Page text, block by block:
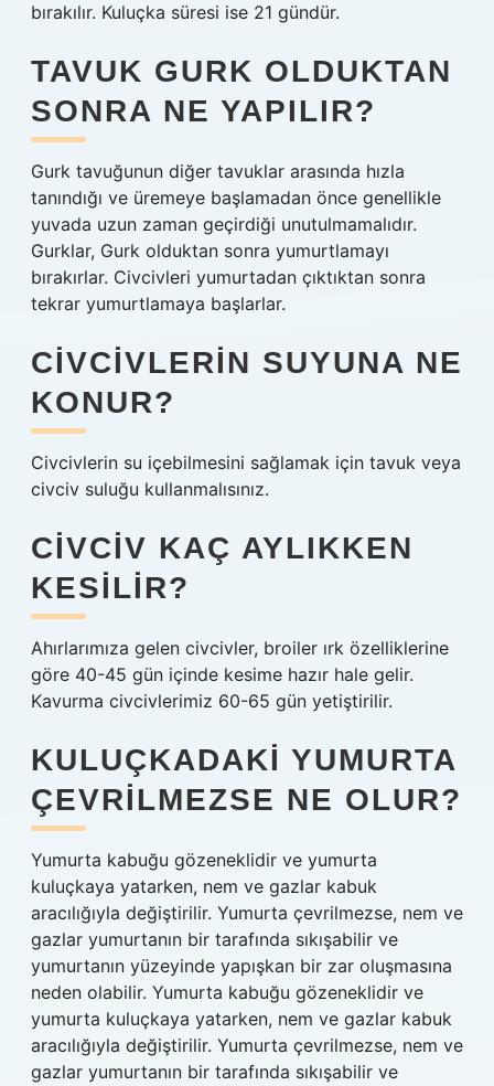
bırakılır. Kuluçka süresi ise 21 gündür.
TAVUK GURK OLDUKTAN
SONRA NE YAPILIR?
Gurk tavuğunun diğer tavuklar arasında hızla
tanındığı ve üremeye başlamadan önce genellikle
yuvada uzun zaman geçirdiği unutulmamalıdır.
Gurklar, Gurk olduktan sonra yumurtlamayı
bırakırlar. Civcivleri yumurtadan çıktıktan sonra
tekrar yumurtlamaya başlarlar.
CIVCIVLERIN SUYUNA NE
KONUR?
Civcivlerin su içebilmesini sağlamak için tavuk veya
civciv suluğu kullanmalısınız.
CIVCIV KAÇ AYLIKKEN
KESILIR?
Ahırlarımıza gelen civcivler, broiler ırk özelliklerine
göre 40-45 gün içinde kesime hazır hale gelir.
Kavurma civcivlerimiz 60-65 gün yetiştirilir.
KULUÇKADAKI YUMURTA
ÇEVRILMEZSE NE OLUR?
Yumurta kabuğu gözeneklidir ve yumurta
kuluçkaya yatarken, nem ve gazlar kabuk
aracılığıyla değiştirilir. Yumurta çevrilmezse, nem ve
gazlar yumurtanın bir tarafında sıkışabilir ve
yumurtanın yüzeyinde yapışkan bir zar oluşmasına
neden olabilir. Yumurta kabuğu gözeneklidir ve
yumurta kuluçkaya yatarken, nem ve gazlar kabuk
aracılığıyla değiştirilir. Yumurta çevrilmezse, nem ve
gazlar yumurtanın bir tarafında sıkışabilir ve